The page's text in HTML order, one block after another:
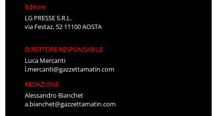
Editore
LG PRESSE S.R.L.
via Festaz, 52 11100 AOSTA
DIRETTORE RESPONSABILE
Luca Mercanti
l.mercanti@gazzettamatin.com
REDAZIONE
Alessandro Bianchet
a.bianchet@gazzettamatin.com